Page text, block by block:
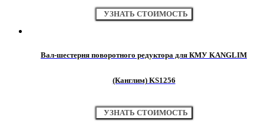
УЗНАТЬ СТОИМОСТЬ
Вал-шестерня поворотного редуктора для КМУ KANGLIM
(Канглим) KS1256
УЗНАТЬ СТОИМОСТЬ